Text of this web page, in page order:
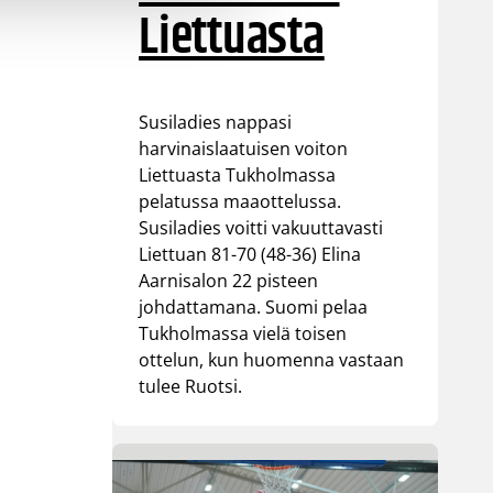
Liettuasta
Susiladies nappasi
harvinaislaatuisen voiton
Liettuasta Tukholmassa
pelatussa maaottelussa.
Susiladies voitti vakuuttavasti
Liettuan 81-70 (48-36) Elina
Aarnisalon 22 pisteen
johdattamana. Suomi pelaa
Tukholmassa vielä toisen
ottelun, kun huomenna vastaan
tulee Ruotsi.